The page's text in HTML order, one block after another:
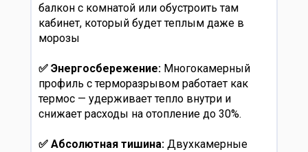
балкон с комнатой или обустроить там
кабинет, который будет теплым даже в
морозы
✅ Энергосбережение: Многокамерный
профиль с терморазрывом работает как
термос — удерживает тепло внутри и
снижает расходы на отопление до 30%.
✅ Абсолютная тишина: Двухкамерные